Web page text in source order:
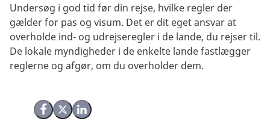
Del på Facebook
Del på X (Twitter)
Del på LinkedIn
Undersøg i god tid før din rejse, hvilke regler der
gælder for pas og visum. Det er dit eget ansvar at
overholde ind- og udrejseregler i de lande, du rejser til.
De lokale myndigheder i de enkelte lande fastlægger
reglerne og afgør, om du overholder dem.